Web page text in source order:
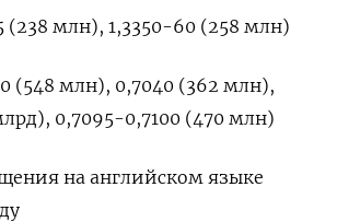
(238 млн), 1,3350-60 (258 млн)
(548 ​млн), ⁠0,7040 (362 млн),
0,7095-0,7100 (470 ‌млн)
‌на английском языке